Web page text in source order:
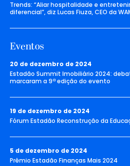
Trends: “Aliar hospitalidade e
diferencial”, diz Lucas Fiuza, CEO da
Eventos
20 de dezembro de 2024
Estadão Summit Imobiliário 2024:
marcaram a 9ª edição do evento
19 de dezembro de 2024
Fórum Estadão Reconstrução da
5 de dezembro de 2024
Prêmio Estadão Finanças Mais 2024